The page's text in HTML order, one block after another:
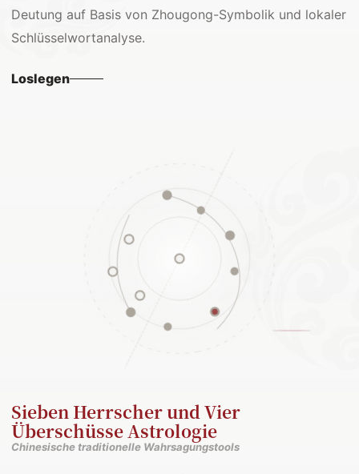
Deutung auf Basis von Zhougong-Symbolik und lokaler
Schlüsselwortanalyse.
Loslegen
Sieben Herrscher und Vier
Überschüsse Astrologie
Chinesische traditionelle Wahrsagungstools